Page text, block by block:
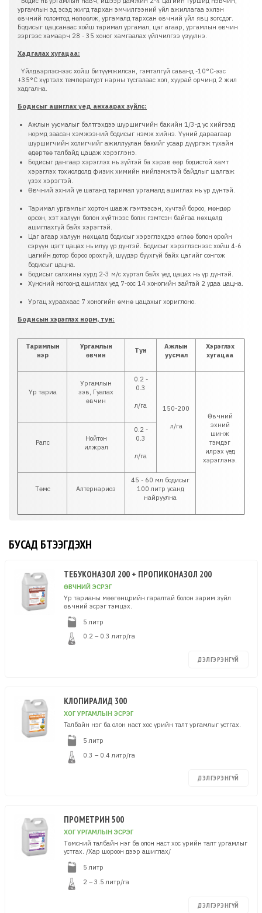
ургамлын эд эсэд жигд тархан эмчилгээний үйл ажиллагаа эхлэн
өвчний голомтод нөлөөлж, ургамалд тархсан өвчний үйл явц зогсдог.
Бодисыг цацсанаас хойш таримал ургамал, цаг агаар, ургамлын өвчин
зэргээс хамаарч 28 - 35 хоног хамгаалах үйлчилгээ үзүүлнэ.
Хадгалах хугацаа:
Үйлдвэрлэснээс хойш битүүмжилсэн, гэмтэлгүй саванд -10°C-ээс
+35°С хүртэлх температурт нарны тусгалаас хол, хуурай орчинд 2 жил
хадгална.
Бодисыг ашиглах үед анхаарах зүйлс:
Ажлын уусмалыг бэлтгэхдээ шүршигчийн бакийн 1/3-д ус хийгээд
нормд заасан хэмжээний бодисыг нэмж хийнэ. Үүний дараагаар
шүршигчийн холигчийг ажиллуулан бакийг усаар дүүргэж тухайн
өдөртөө талбайд цацаж хэрэглэнэ.
Бодисыг дангаар хэрэглэх нь зүйтэй ба хэрэв өөр бодистой хамт
хэрэглэх тохиолдолд физик химийн нийлэмжтэй байдлыг шалгаж
үзэх хэрэгтэй.
Өвчний эхний үе шатанд таримал ургамалд ашиглах нь үр дүнтэй.
Таримал ургамлыг хортон шавж гэмтээсэн, хүчтэй бороо, мөндөр
орсон, хэт халуун болон хүйтнээс болж гэмтсэн байгаа нөхцөлд
ашиглахгүй байх хэрэгтэй.
Цаг агаар халуун нөхцөлд бодисыг хэрэглэхдээ өглөө болон оройн
сэрүүн цэгт цацах нь илүү үр дүнтэй. Бодисыг хэрэглэснээс хойш 4-6
цагийн дотор бороо орохгүй, шүүдэр буухгүй байх цагийг сонгож
бодисыг цацна.
Бодисыг салхины хурд 2-3 м/с хүртэл байх үед цацах нь үр дүнтэй.
Хүнсний ногоонд ашиглах үед 7-оос 14 хоногийн зайтай 2 удаа цацна.
Ургац хураахаас 7 хоногийн өмнө цацахыг хориглоно.
Бодисын хэрэглэх норм, тун:
Таримлын
нэр
Ургамлын
өвчин
Тун
Ажлын
уусмал
Хэрэглэх
хугацаа
Үр тариа
Ургамлын
зэв, Гуалах
өвчин
0.2 -
0.3
л/га 150-200
л/га
Өвчний
эхний
шинж
тэмдэг
илрэх үед
хэрэглэнэ.
Рапс
Нойтон
илжрэл
0.2 -
0.3
л/га
Төмс Алтернариоз
45 - 60 мл бодисыг
100 литр усанд
найруулна
БУСАД БҮТЭЭГДЭХҮҮН
ТЕБУКОНАЗОЛ 200 + ПРОПИКОНАЗОЛ 200
ӨВЧНИЙ ЭСРЭГ
Үр тарианы мөөгөнцрийн гаралтай болон зарим зүйл
өвчний эсрэг тэмцэх.
5 литр
0.2 – 0.3 литр/га
ДЭЛГЭРЭНГҮЙ
КЛОПИРАЛИД 300
ХОГ УРГАМЛЫН ЭСРЭГ
Талбайн нэг ба олон наст хос үрийн талт ургамлыг устгах.
5 литр
0.3 – 0.4 литр/га
ДЭЛГЭРЭНГҮЙ
ПРОМЕТРИН 500
ХОГ УРГАМЛЫН ЭСРЭГ
Төмсний талбайн нэг ба олон наст хос үрийн талт ургамлыг
устгах. /Хар шороон дээр ашиглах/
5 литр
2 – 3.5 литр/га
ДЭЛГЭРЭНГҮЙ